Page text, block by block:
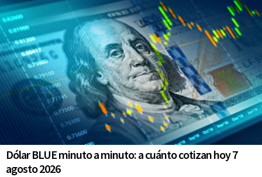
Dólar BLUE minuto a minuto: a cuánto cotizan hoy 7
agosto 2026